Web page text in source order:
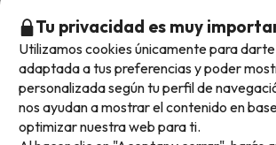
Métodos de pago disponibles
Tu privacidad es muy
Utilizamos cookies únicamente para
adaptada a tus preferencias y poder
personalizada según tu perfil de
nos ayudan a mostrar el contenido en
optimizar nuestra web para ti.